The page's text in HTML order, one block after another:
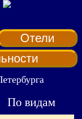
Отели
По видам